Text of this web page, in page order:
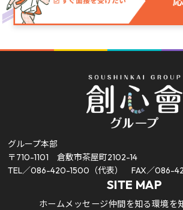
グループ本部
〒710-1101 倉敷市茶屋町2102-14
TEL／086-420-1500（代表）FAX／086-
SITE MAP
ホームメッセージ仲間を知る環境を